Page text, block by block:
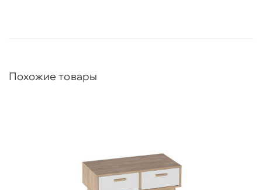
Похожие товары